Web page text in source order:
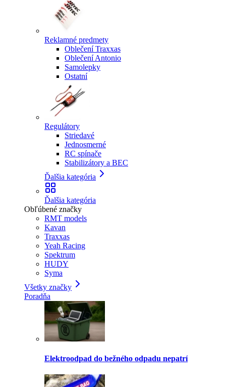
Reklamné predmety
Oblečení Traxxas
Oblečení Antonio
Samolepky
Ostatní
Regulátory
Striedavé
Jednosmerné
RC spínače
Stabilizátory a BEC
Ďalšia kategória
Ďalšia kategória
Obľúbené značky
RMT models
Kavan
Traxxas
Yeah Racing
Spektrum
HUDY
Syma
Všetky značky
Poradňa
Elektroodpad do bežného odpadu nepatrí